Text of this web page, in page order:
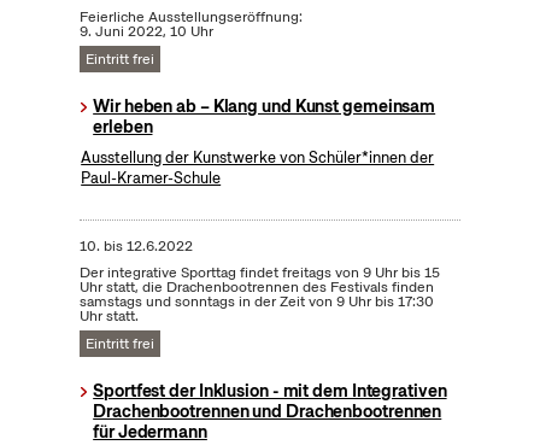
Feierliche Ausstellungseröffnung:
9. Juni 2022, 10 Uhr
Eintritt frei
Wir heben ab – Klang und Kunst gemeinsam
erleben
Ausstellung der Kunstwerke von Schüler*innen der
Paul-Kramer-Schule
10. bis12.6.2022
Der integrative Sporttag findet freitags von 9 Uhr bis 15
Uhr statt, die Drachenbootrennen des Festivals finden
samstags und sonntags in der Zeit von 9 Uhr bis 17:30
Uhr statt.
Eintritt frei
Sportfest der Inklusion - mit dem Integrativen
Drachenbootrennen und Drachenbootrennen
für Jedermann